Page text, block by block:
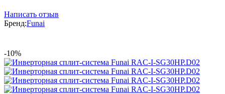
Написать отзыв
Бренд:Funai
-10%